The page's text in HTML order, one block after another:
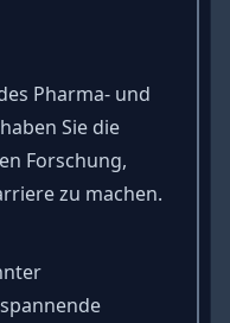
Pharma- und
Sie die
Forschung,
zu machen.